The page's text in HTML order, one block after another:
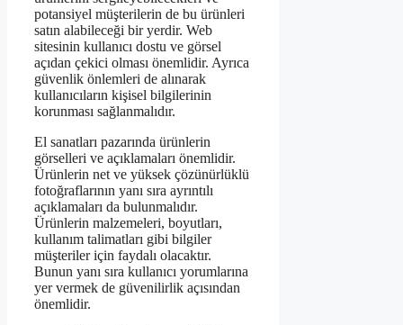
potansiyel müşterilerin de bu ürünleri
satın alabileceği bir yerdir. Web
sitesinin kullanıcı dostu ve görsel
açıdan çekici olması önemlidir. Ayrıca
güvenlik önlemleri de alınarak
kullanıcıların kişisel bilgilerinin
korunması sağlanmalıdır.
El sanatları pazarında ürünlerin
görselleri ve açıklamaları önemlidir.
Ürünlerin net ve yüksek çözünürlüklü
fotoğraflarının yanı sıra ayrıntılı
açıklamaları da bulunmalıdır.
Ürünlerin malzemeleri, boyutları,
kullanım talimatları gibi bilgiler
müşteriler için faydalı olacaktır.
Bunun yanı sıra kullanıcı yorumlarına
yer vermek de güvenilirlik açısından
önemlidir.